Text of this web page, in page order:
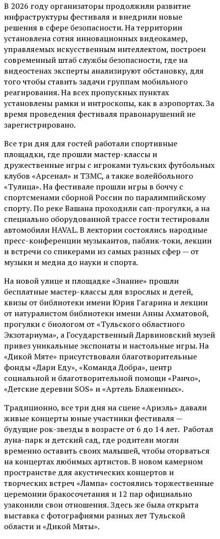
В 2026 году организаторы продолжили развитие
инфраструктуры фестиваля и внедрили новые
решения в сфере безопасности. На территории
установлена сотня инновационных видеокамер,
управляемых искусственным интеллектом, построен
современный штаб службы безопасности, где на
видеостенах эксперты анализируют обстановку, для
того чтобы ставить задачи группам мобильного
реагирования. На всех пропускных пунктах
установлены рамки и интроскопы, как в аэропортах. За
время проведения фестиваля правонарушений не
зарегистрировано.
Все три дня для гостей работали спортивные
площадки, где прошли мастер-классы и
дружественные игры с игроками тульских футбольных
клубов «Арсенал» и ТЗМС, а также волейбольного
«Тулица». На фестивале прошли игры в боччу с
спортсменами сборной России по паралимпийскому
спорту. По реке Вашана проходили сап-прогулки, а на
специально оборудованной трассе гости тестировали
автомобили HAVAL. В лектории состоялись народные
пресс-конференции музыкантов, паблик-токи, лекции
и встречи со спикерами из самых разных сфер — от
музыки и медиа до науки и спорта.
На новой улице и площадке «Знание» прошли
бесплатные мастер-классы для взрослых и детей,
квизы от библиотеки имени Юрия Гагарина и лекции
от натуралистом библиотеки имени Анны Ахматовой,
прогулки с биологом от «Тульского областного
Экзотариума», а Государственный Дарвиновский музей
привез уникальные экспонаты и настольные игры. На
«Дикой Мяте» присутствовали благотворительные
фонды «Дари Еду», «Команда Добра», центр
социальной и благотворительной помощи «Ранчо»,
«Детские деревни SOS» и «Артель Блаженных».
Традиционно, все три дня на сцене«Ариэль» давали
живые концерты юные участники фестиваля —
будущие рок-звезды в возрасте от 6 до 14 лет. Работал
луна-парк и детский сад, где родители могли
временно оставить своих малышей, чтобы оторваться
на концертах любимых артистов. В новом камерном
пространстве для акустических концертов и
творческих встреч «Лампа» состоялись торжественные
церемонии бракосочетания и 12 пар официально
узаконили свои отношения. Здесь же была открыта
выставка с фотографиями разных лет Тульской
области и «Дикой Мяты».